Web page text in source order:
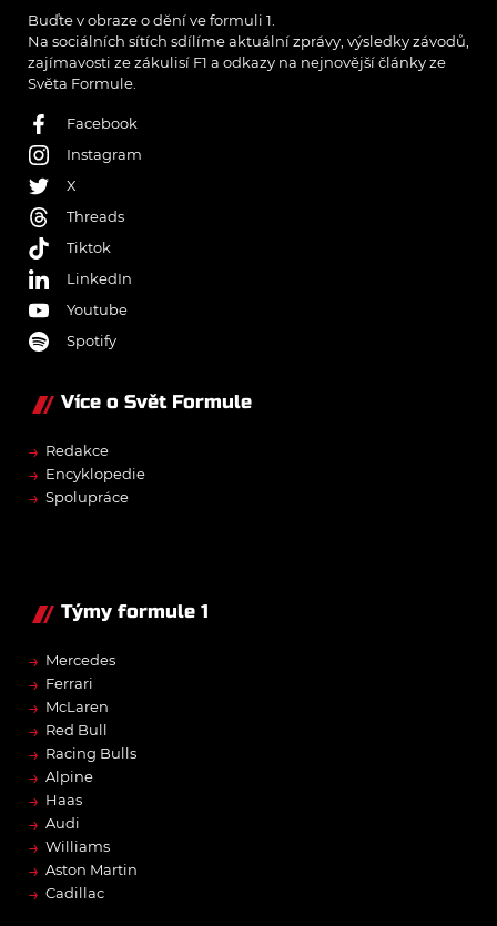
Buďte v obraze o dění ve formuli 1.
Na sociálních sítích sdílíme aktuální zprávy, výsledky závodů,
zajímavosti ze zákulisí F1 a odkazy na nejnovější články ze
Světa Formule.
Facebook
Instagram
X
Threads
Tiktok
LinkedIn
Youtube
Spotify
Více o Svět Formule
→ Redakce
→ Encyklopedie
→ Spolupráce
Týmy formule 1
→ Mercedes
→ Ferrari
→ McLaren
→ Red Bull
→ Racing Bulls
→ Alpine
→ Haas
→ Audi
→ Williams
→ Aston Martin
→ Cadillac